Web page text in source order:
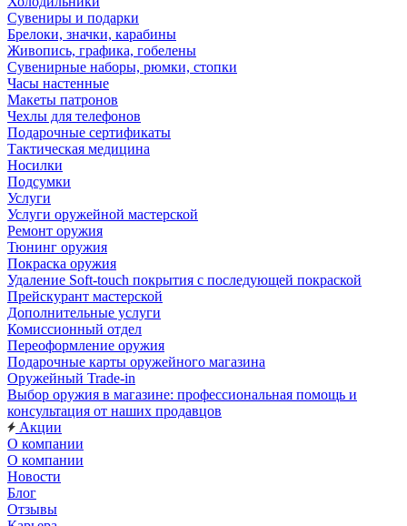
Сувениры и подарки
Брелоки, значки, карабины
Живопись, графика, гобелены
Сувенирные наборы, рюмки, стопки
Часы настенные
Макеты патронов
Чехлы для телефонов
Подарочные сертификаты
Тактическая медицина
Носилки
Подсумки
Услуги
Услуги оружейной мастерской
Ремонт оружия
Тюнинг оружия
Покраска оружия
Удаление Soft-touch покрытия с последующей покраской
Прейскурант мастерской
Дополнительные услуги
Комиссионный отдел
Переоформление оружия
Подарочные карты оружейного магазина
Оружейный Trade-in
Выбор оружия в магазине: профессиональная помощь и
консультация от наших продавцов
Акции
О компании
О компании
Новости
Блог
Отзывы